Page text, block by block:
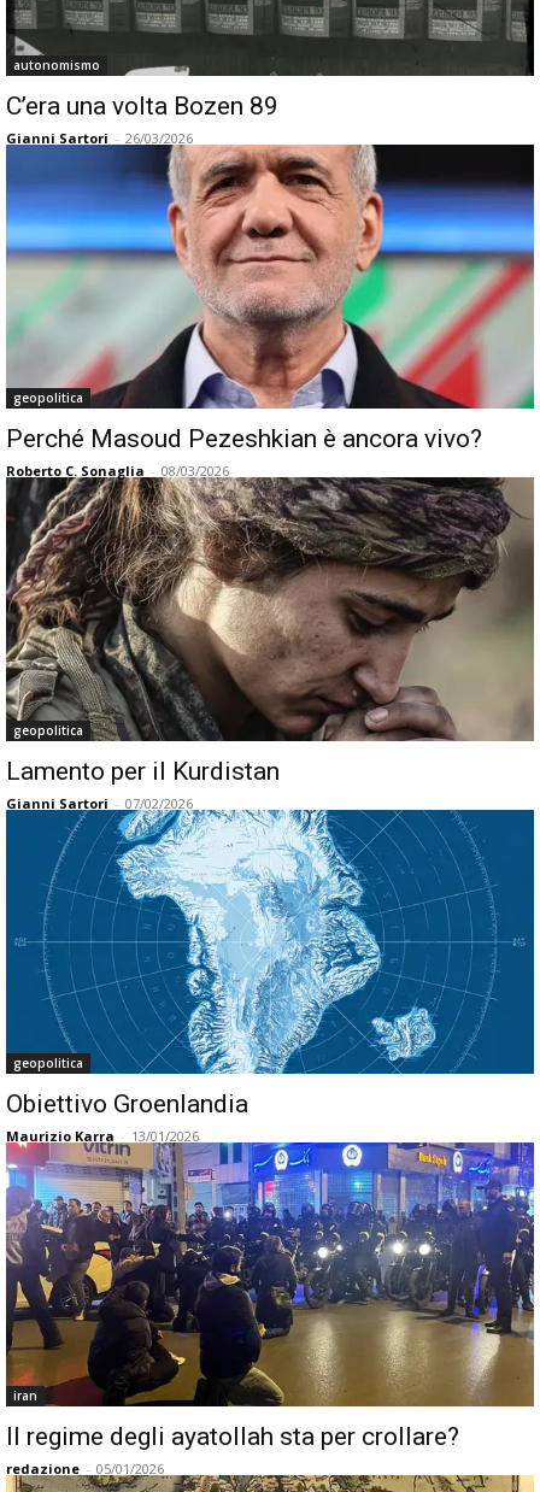
autonomismo
C’era una volta Bozen 89
Gianni Sartori - 26/03/2026
geopolitica
Perché Masoud Pezeshkian è ancora vivo?
Roberto C. Sonaglia - 08/03/2026
geopolitica
Lamento per il Kurdistan
Gianni Sartori - 07/02/2026
geopolitica
Obiettivo Groenlandia
Maurizio Karra - 13/01/2026
iran
Il regime degli ayatollah sta per crollare?
redazione - 05/01/2026